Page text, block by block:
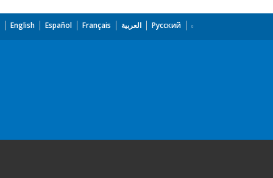
English Español Français العربية Русский